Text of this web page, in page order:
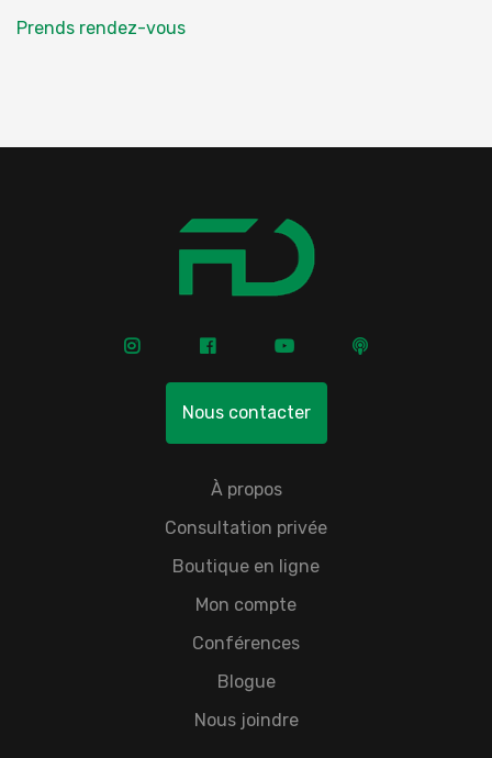
Prends rendez-vous
Nous contacter
À propos
Consultation privée
Boutique en ligne
Mon compte
Conférences
Blogue
Nous joindre